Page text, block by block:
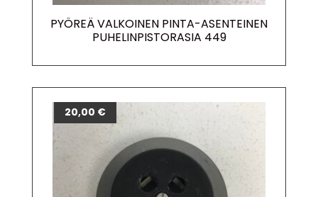
PYÖREÄ VALKOINEN PINTA-ASENTEINEN
PUHELINPISTORASIA 449
20,00 €